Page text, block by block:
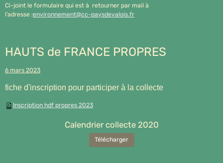
Ci-joint le formulaire qui est à retourner par mail à
l’adresse :environnement@cc-paysdevalois.fr
HAUTS de FRANCE PROPRES
6 mars 2023
fiche d'inscription pour participer à la collecte
Inscription hdf propres 2023
Calendrier collecte 2020
Télécharger